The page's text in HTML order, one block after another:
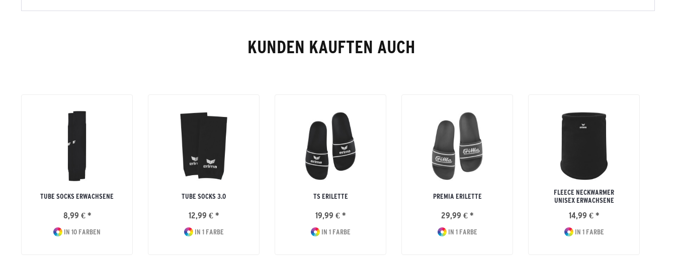
KUNDEN KAUFTEN AUCH
TUBE SOCKS ERWACHSENE
8,99 € *
IN 10 FARBEN
TUBE SOCKS 3.0
12,99 € *
IN 1 FARBE
TS ERILETTE
19,99 € *
IN 1 FARBE
PREMIA ERILETTE
29,99 € *
IN 1 FARBE
FLEECE NECKWARMER
UNISEX ERWACHSENE
14,99 € *
IN 1 FARBE